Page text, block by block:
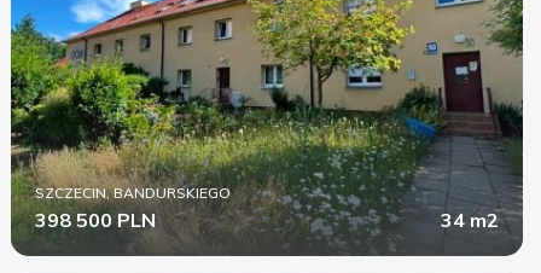
SZCZECIN, BANDURSKIEGO
398 500 PLN 34 m2